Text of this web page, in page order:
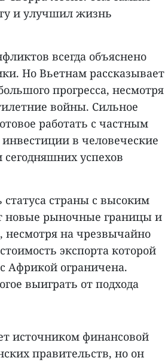
и улучшил жизнь
всегда объяснено
Но Вьетнам рассказывает
прогресса, несмотря
войны. Сильное
работать с частным
в человеческие
успехов
статуса страны с высоким
новые рыночные границы и
несмотря на чрезвычайно
экспорта которой
Африкой ограничена.
выиграть от подхода
источником финансовой
правительств, но он